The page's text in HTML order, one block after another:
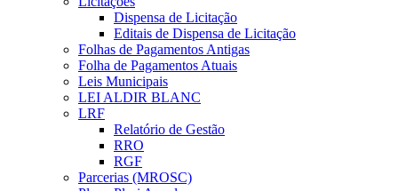
Dispensa de Licitação
Editais de Dispensa de Licitação
Folhas de Pagamentos Antigas
Folha de Pagamentos Atuais
Leis Municipais
LEI ALDIR BLANC
LRF
Relatório de Gestão
RRO
RGF
Parcerias (MROSC)